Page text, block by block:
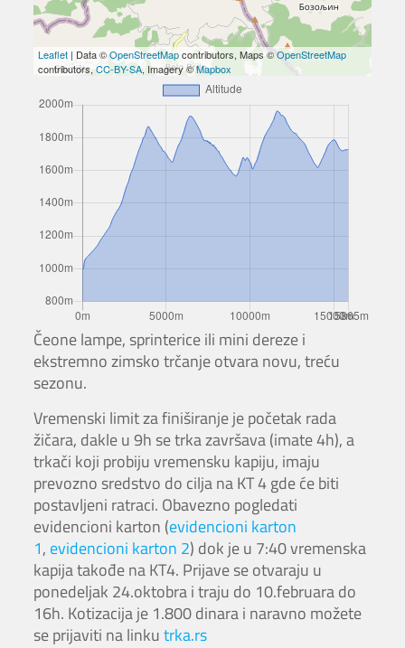
Leaflet| Data ©OpenStreetMapcontributors, Maps ©OpenStreetMap
contributors,CC-BY-SA, Imagery ©Mapbox
Čeone lampe, sprinterice ili mini dereze i
ekstremno zimsko trčanje otvara novu, treću
sezonu.
Vremenski limit za finiširanje je početak rada
žičara, dakle u 9h se trka završava (imate 4h), a
trkači koji probiju vremensku kapiju, imaju
prevozno sredstvo do cilja na KT 4 gde će biti
postavljeni ratraci. Obavezno pogledati
evidencioni karton (evidencioni karton
1, evidencioni karton 2) dok je u 7:40 vremenska
kapija takođe na KT4. Prijave se otvaraju u
ponedeljak 24.oktobra i traju do 10.februara do
16h. Kotizacija je 1.800 dinara i naravno možete
se prijaviti na linkutrka.rs